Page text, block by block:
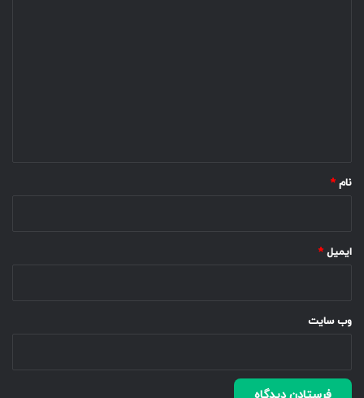
نام *
ایمیل *
وب‌ سایت